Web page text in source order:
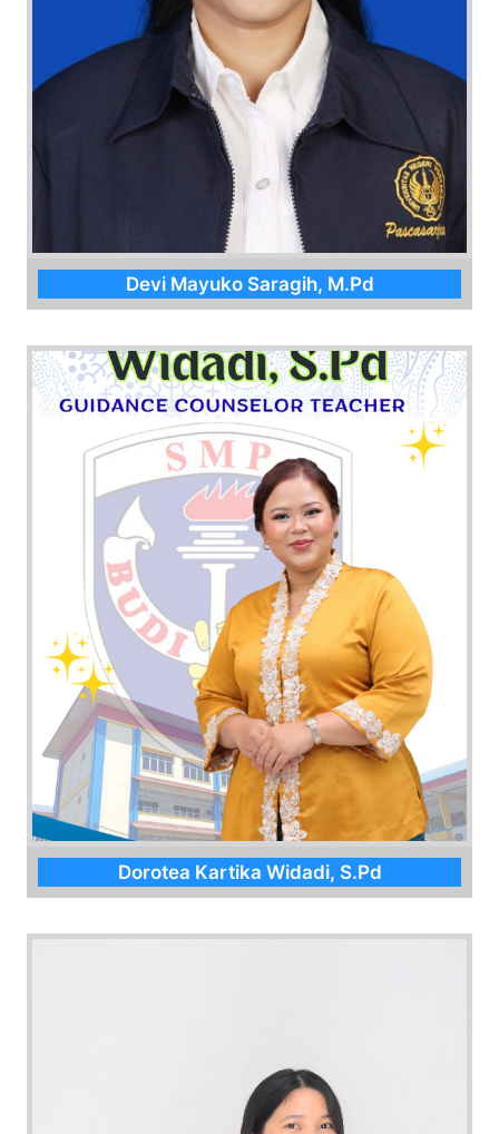
Devi Mayuko Saragih, M.Pd
Dorotea Kartika Widadi, S.Pd